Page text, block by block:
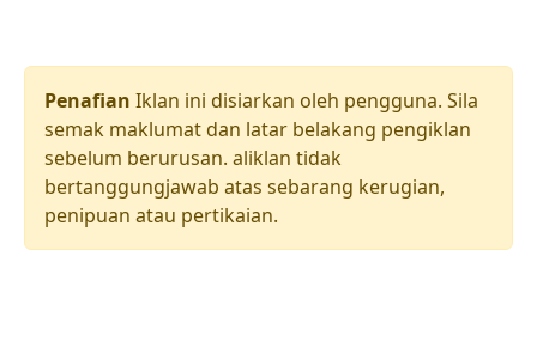
Penafian Iklan ini disiarkan oleh pengguna. Sila
semak maklumat dan latar belakang pengiklan
sebelum berurusan. aliklan tidak
bertanggungjawab atas sebarang kerugian,
penipuan atau pertikaian.